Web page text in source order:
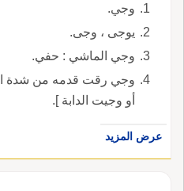
وجي.
يوجى ، وجى.
وجي الماشي : حفي.
وجي رقت قدمه من شدة
أو وجيت الدابة ].
عرض المزيد